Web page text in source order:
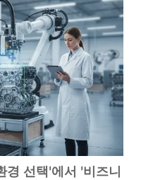
경 선택'에서 '비즈니